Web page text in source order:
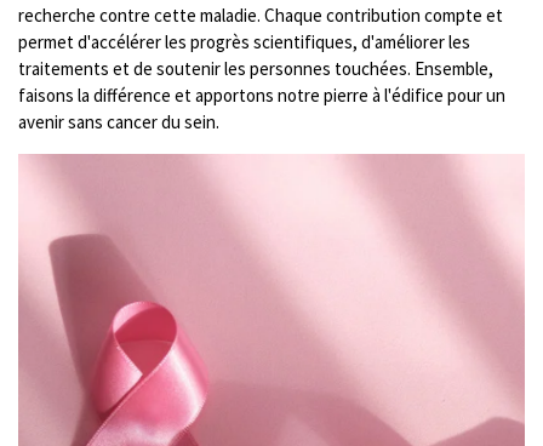
recherche contre cette maladie. Chaque contribution compte et
permet d'accélérer les progrès scientifiques, d'améliorer les
traitements et de soutenir les personnes touchées. Ensemble,
faisons la différence et apportons notre pierre à l'édifice pour un
avenir sans cancer du sein.